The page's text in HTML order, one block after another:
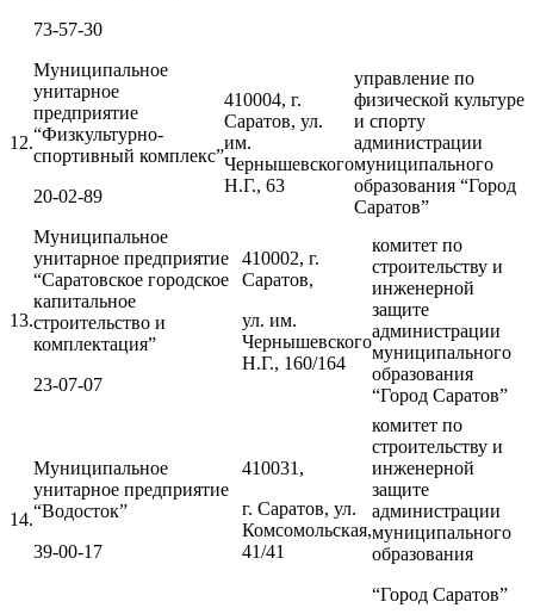
73-57-30
12.
Муниципальное
унитарное
предприятие
“Физкультурно-
спортивный комплекс”
20-02-89
410004, г.
Саратов, ул.
им.
Чернышевского
Н.Г., 63
управление по
физической культуре
и спорту
администрации
муниципального
образования “Город
Саратов”
13.
Муниципальное
унитарное предприятие
“Саратовское городское
капитальное
строительство и
комплектация”
23-07-07
410002, г.
Саратов,
ул. им.
Чернышевского
Н.Г., 160/164
комитет по
строительству и
инженерной
защите
администрации
муниципального
образования
“Город Саратов”
14.
Муниципальное
унитарное предприятие
“Водосток”
39-00-17
410031,
г. Саратов, ул.
Комсомольская,
41/41
комитет по
строительству и
инженерной
защите
администрации
муниципального
образования
“Город Саратов”